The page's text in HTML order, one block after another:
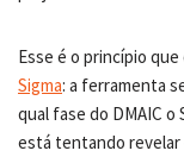
Esse é o princípio
Sigma: a ferramenta
qual fase do DMAIC o
está tentando revelar